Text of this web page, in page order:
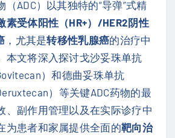
ADC）以其独特的“导弹”式精
素受体阳性（HR+）/HER2阴性
，尤其是转移性乳腺癌的治疗中
本文将深入探讨戈沙妥珠单抗
）和德曲妥珠单抗
）等关键ADC药物的最
、副作用管理以及在实际诊疗中
为患者和家属提供全面的靶向治